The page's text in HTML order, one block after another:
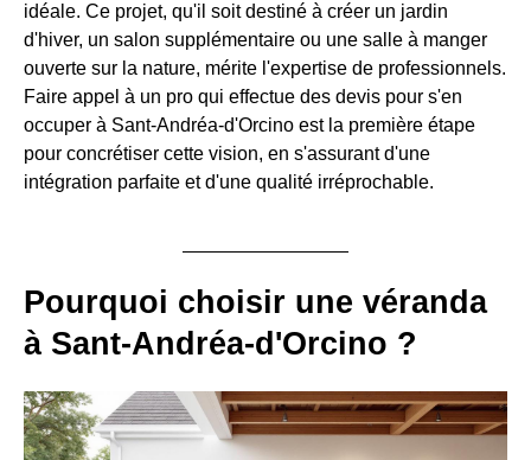
idéale. Ce projet, qu'il soit destiné à créer un jardin
d'hiver, un salon supplémentaire ou une salle à manger
ouverte sur la nature, mérite l'expertise de professionnels.
Faire appel à un pro qui effectue des devis pour s'en
occuper à Sant-Andréa-d'Orcino est la première étape
pour concrétiser cette vision, en s'assurant d'une
intégration parfaite et d'une qualité irréprochable.
Pourquoi choisir une véranda
à Sant-Andréa-d'Orcino ?